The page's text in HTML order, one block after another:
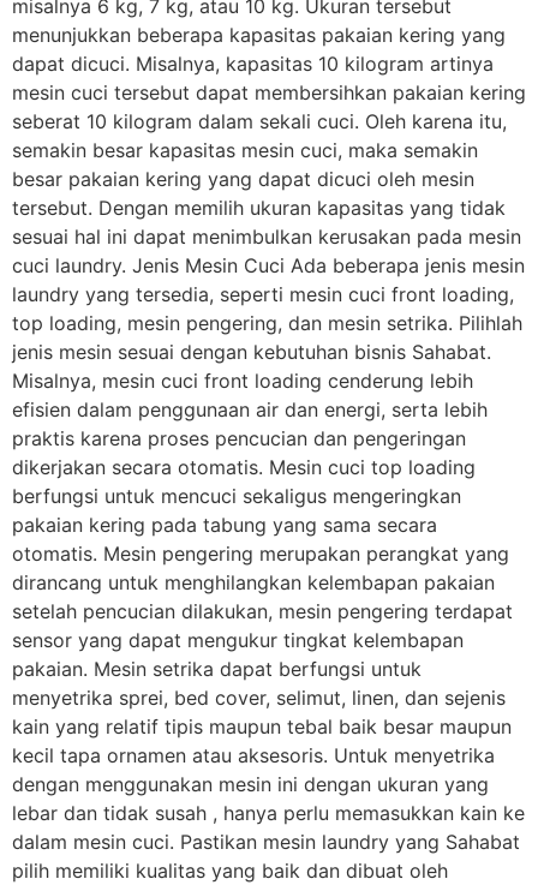
misalnya 6 kg, 7 kg, atau 10 kg. Ukuran tersebut
menunjukkan beberapa kapasitas pakaian kering yang
dapat dicuci. Misalnya, kapasitas 10 kilogram artinya
mesin cuci tersebut dapat membersihkan pakaian kering
seberat 10 kilogram dalam sekali cuci. Oleh karena itu,
semakin besar kapasitas mesin cuci, maka semakin
besar pakaian kering yang dapat dicuci oleh mesin
tersebut. Dengan memilih ukuran kapasitas yang tidak
sesuai hal ini dapat menimbulkan kerusakan pada mesin
cuci laundry. Jenis Mesin Cuci Ada beberapa jenis mesin
laundry yang tersedia, seperti mesin cuci front loading,
top loading, mesin pengering, dan mesin setrika. Pilihlah
jenis mesin sesuai dengan kebutuhan bisnis Sahabat.
Misalnya, mesin cuci front loading cenderung lebih
efisien dalam penggunaan air dan energi, serta lebih
praktis karena proses pencucian dan pengeringan
dikerjakan secara otomatis. Mesin cuci top loading
berfungsi untuk mencuci sekaligus mengeringkan
pakaian kering pada tabung yang sama secara
otomatis. Mesin pengering merupakan perangkat yang
dirancang untuk menghilangkan kelembapan pakaian
setelah pencucian dilakukan, mesin pengering terdapat
sensor yang dapat mengukur tingkat kelembapan
pakaian. Mesin setrika dapat berfungsi untuk
menyetrika sprei, bed cover, selimut, linen, dan sejenis
kain yang relatif tipis maupun tebal baik besar maupun
kecil tapa ornamen atau aksesoris. Untuk menyetrika
dengan menggunakan mesin ini dengan ukuran yang
lebar dan tidak susah , hanya perlu memasukkan kain ke
dalam mesin cuci. Pastikan mesin laundry yang Sahabat
pilih memiliki kualitas yang baik dan dibuat oleh